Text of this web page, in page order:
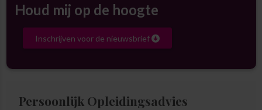
Houd mij op de hoogte
Inschrijven voor de nieuwsbrief
Persoonlijk Opleidingsadvies